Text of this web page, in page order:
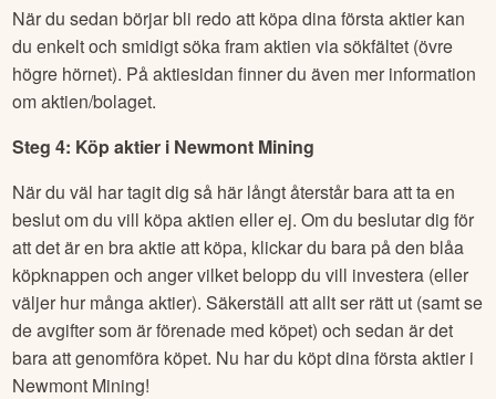
När du sedan börjar bli redo att köpa dina första aktier kan
du enkelt och smidigt söka fram aktien via sökfältet (övre
högre hörnet). På aktiesidan finner du även mer information
om aktien/bolaget.
Steg 4: Köp aktier i Newmont Mining
När du väl har tagit dig så här långt återstår bara att ta en
beslut om du vill köpa aktien eller ej. Om du beslutar dig för
att det är en bra aktie att köpa, klickar du bara på den blåa
köpknappen och anger vilket belopp du vill investera (eller
väljer hur många aktier). Säkerställ att allt ser rätt ut (samt se
de avgifter som är förenade med köpet) och sedan är det
bara att genomföra köpet. Nu har du köpt dina första aktier i
Newmont Mining!